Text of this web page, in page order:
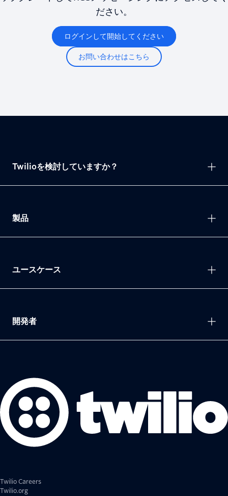
ださい。
ログインして開始してください
お問い合わせはこちら
Twilio Careers
Twilio.org
Twilioを検討していますか？
製品
ユースケース
開発者